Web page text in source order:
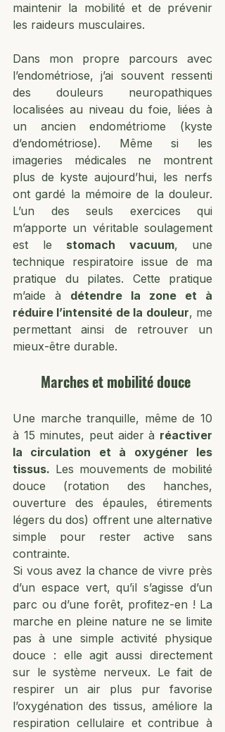
maintenir la mobilité et de prévenir
les raideurs musculaires.
Dans mon propre parcours avec
l’endométriose, j’ai souvent ressenti
des douleurs neuropathiques
localisées au niveau du foie, liées à
un ancien endométriome (kyste
d’endométriose). Même si les
imageries médicales ne montrent
plus de kyste aujourd’hui, les nerfs
ont gardé la mémoire de la douleur.
L’un des seuls exercices qui
m’apporte un véritable soulagement
est le stomach vacuum, une
technique respiratoire issue de ma
pratique du pilates. Cette pratique
m’aide à détendre la zone et à
réduire l’intensité de la douleur, me
permettant ainsi de retrouver un
mieux-être durable.
Marches et mobilité douce
Une marche tranquille, même de 10
à 15 minutes, peut aider à réactiver
la circulation et à oxygéner les
tissus. Les mouvements de mobilité
douce (rotation des hanches,
ouverture des épaules, étirements
légers du dos) offrent une alternative
simple pour rester active sans
contrainte.
Si vous avez la chance de vivre près
d’un espace vert, qu’il s’agisse d’un
parc ou d’une forêt, profitez-en ! La
marche en pleine nature ne se limite
pas à une simple activité physique
douce : elle agit aussi directement
sur le système nerveux. Le fait de
respirer un air plus pur favorise
l’oxygénation des tissus, améliore la
respiration cellulaire et contribue à